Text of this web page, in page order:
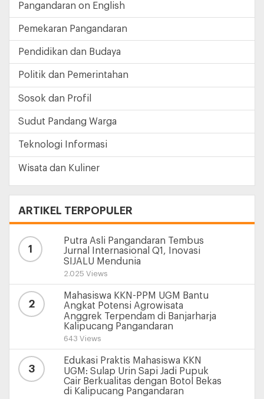
Pangandaran on English
Pemekaran Pangandaran
Pendidikan dan Budaya
Politik dan Pemerintahan
Sosok dan Profil
Sudut Pandang Warga
Teknologi Informasi
Wisata dan Kuliner
ARTIKEL TERPOPULER
1
Putra Asli Pangandaran Tembus
Jurnal Internasional Q1, Inovasi
SIJALU Mendunia
2.025 Views
2
Mahasiswa KKN-PPM UGM Bantu
Angkat Potensi Agrowisata
Anggrek Terpendam di Banjarharja
Kalipucang Pangandaran
643 Views
3
Edukasi Praktis Mahasiswa KKN
UGM: Sulap Urin Sapi Jadi Pupuk
Cair Berkualitas dengan Botol Bekas
di Kalipucang Pangandaran